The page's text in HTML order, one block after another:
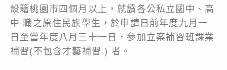
設籍桃園市四個月以上，就讀各公私立國中、高
中 職之原住民族學生，於申請日前年度九月一
日至當年度八月三十一日，參加立案補習班課業
補習(不包含才藝補習 ) 者。